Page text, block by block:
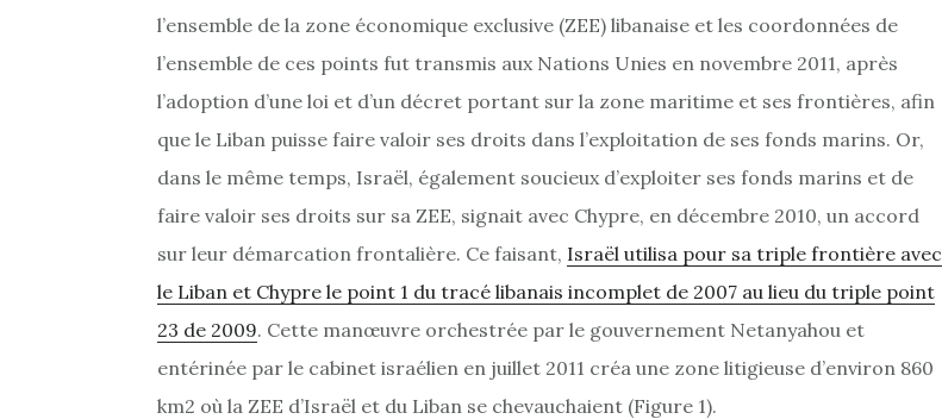
l’ensemble de la zone économique exclusive (ZEE) libanaise et les coordonnées de
l’ensemble de ces points fut transmis aux Nations Unies en novembre 2011, après
l’adoption d’une loi et d’un décret portant sur la zone maritime et ses frontières, afin
que le Liban puisse faire valoir ses droits dans l’exploitation de ses fonds marins. Or,
dans le même temps, Israël, également soucieux d’exploiter ses fonds marins et de
faire valoir ses droits sur sa ZEE, signait avec Chypre, en décembre 2010, un accord
sur leur démarcation frontalière. Ce faisant, Israël utilisa pour sa triple frontière avec
le Liban et Chypre le point 1 du tracé libanais incomplet de 2007 au lieu du triple point
23 de 2009. Cette manœuvre orchestrée par le gouvernement Netanyahou et
entérinée par le cabinet israélien en juillet 2011 créa une zone litigieuse d’environ 860
km2 où la ZEE d’Israël et du Liban se chevauchaient (Figure 1).